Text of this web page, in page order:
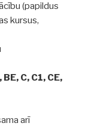
(papildus
kursus,
C, C1, CE,
arī